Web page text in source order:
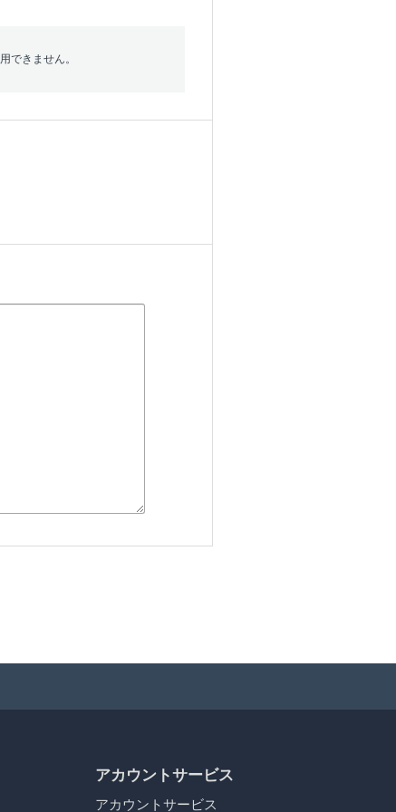
できません。
アカウントサービス
アカウントサービス